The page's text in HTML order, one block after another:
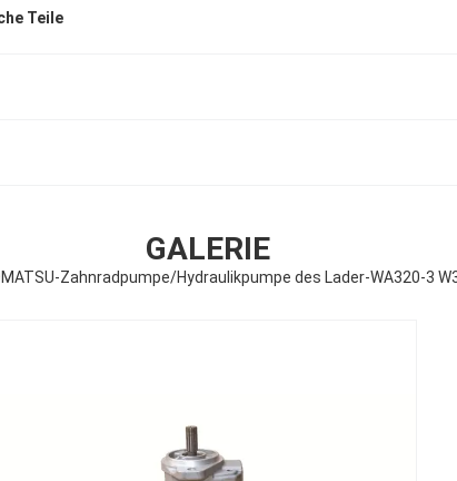
Teile
GALERIE
Zahnradpumpe/Hydraulikpumpe des Lader-WA320-3